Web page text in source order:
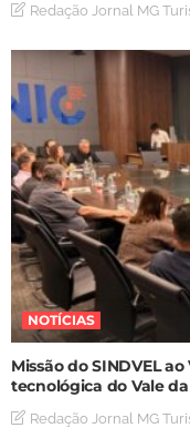
Redação Jornal MG
NOTÍCIAS
Missão do SINDVEL
tecnológica do Vale
Redação Jornal MG